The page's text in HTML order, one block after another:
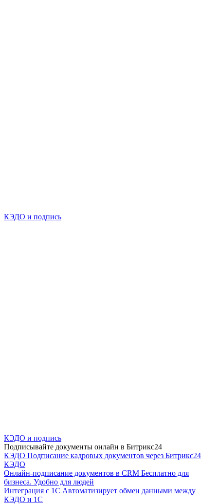
КЭДО и подпись
КЭДО и подпись
Подписывайте документы онлайн в Битрикс24
КЭДО Подписание кадровых документов через Битрикс24
КЭДО
Онлайн-подписание документов в CRM Бесплатно для
бизнеса. Удобно для людей
Интеграция с 1С Автоматизирует обмен данными между
КЭДО и 1С